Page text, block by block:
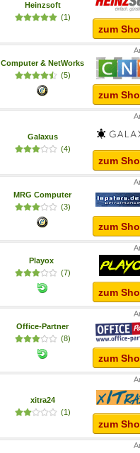
Heinzsoft
(1)
zum
Computer & NetWorks
(5)
zum
Galaxus
(4)
zum
MRG Computer
(3)
zum
Playox
(7)
zum
Office-Partner
(8)
zum
xitra24
(1)
zum